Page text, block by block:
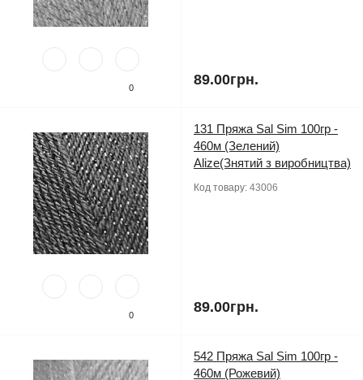
0 89.00грн.
0
131 Пряжа Sal Sim 100гр -
460м (Зелений)
Alize(Знятий з виробництва)
Код товару: 43006
89.00грн.
542 Пряжа Sal Sim 100гр -
460м (Рожевий)